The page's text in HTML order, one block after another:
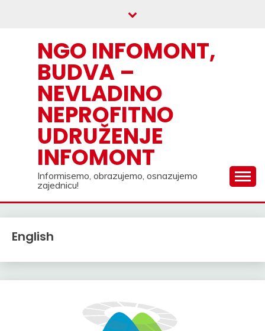
NGO INFOMONT,
BUDVA –
NEVLADINO
NEPROFITNO
UDRUŽENJE
INFOMONT
Informisemo, obrazujemo, osnazujemo
zajednicu!
English